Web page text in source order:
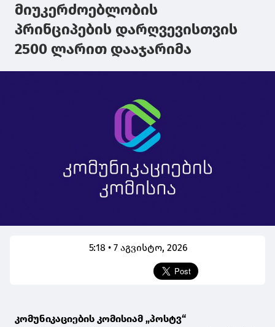
მიუკერძოებლობის
პრინციპების დარღვევისთვის
2500 ლარით დააჯარიმა
5:18 • 7 აგვისტო, 2026
კომუნიკაციების კომისიამ „პოსტვ“